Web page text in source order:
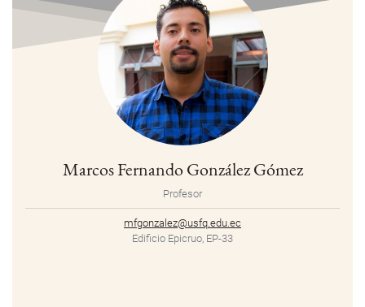
Marcos Fernando González Gómez
Profesor
mfgonzalez@usfq.edu.ec
Edificio Epicruo, EP-33